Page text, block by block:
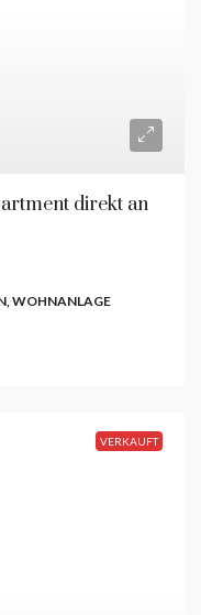
direkt an
WOHNANLAGE
VERKAUFT